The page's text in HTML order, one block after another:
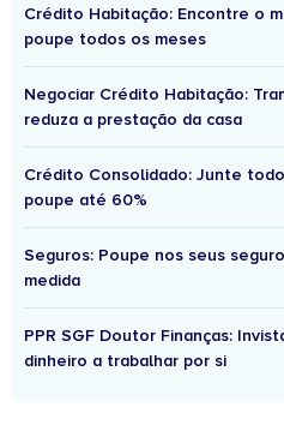
Crédito Habitação: Encontre o
poupe todos os meses
Negociar Crédito Habitação:
reduza a prestação da casa
Crédito Consolidado: Junte
poupe até 60%
Seguros: Poupe nos seus
medida
PPR SGF Doutor Finanças:
dinheiro a trabalhar por si